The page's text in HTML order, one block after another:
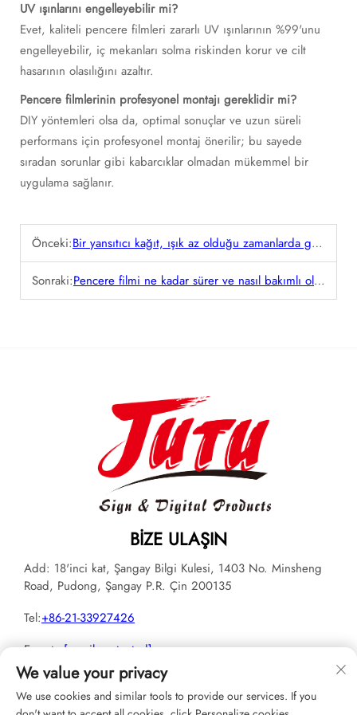
UV ışınlarını engelleyebilir mi?
Evet, kaliteli pencere filmleri zararlı UV ışınlarının %99'unu
engelleyebilir, iç mekanları solma riskinden korur ve cilt
hasarının olasılığını azaltır.
Pencere filmlerinin profesyonel montajı gereklidir mi?
DIY yöntemleri olsa da, optimal sonuçlar ve uzun süreli
performans için profesyonel montaj önerilir; bu sayede
sıradan sorunlar gibi kabarcıklar olmadan mükemmel bir
uygulama sağlanır.
Önceki:Bir yansıtıcı kağıt, ışık az olduğu zamanlarda görünürlüğü ve güvenliği nasıl artırır?
Sonraki:Pencere filmi ne kadar sürer ve nasıl bakımlı olmalıdır?
BIZE ULAŞIN
Add: 18'inci kat, Şangay Bilgi Kulesi, 1403 No. Minsheng
Road, Pudong, Şangay P.R. Çin 200135
Tel:+86-21-33927426
E-posta:[email protected]
We value your privacy
We use cookies and similar tools to provide our services. If you